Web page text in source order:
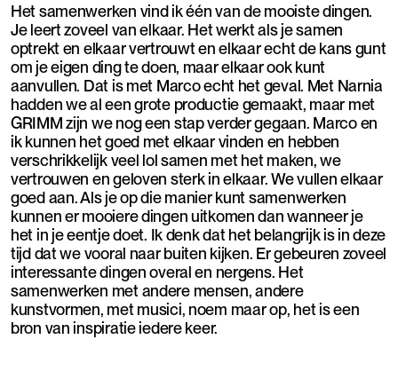
Het samenwerken vind ik één van de mooiste dingen.
Je leert zoveel van elkaar. Het werkt als je samen
optrekt en elkaar vertrouwt en elkaar echt de kans gunt
om je eigen ding te doen, maar elkaar ook kunt
aanvullen. Dat is met Marco echt het geval. Met Narnia
hadden we al een grote productie gemaakt, maar met
GRIMM zijn we nog een stap verder gegaan. Marco en
ik kunnen het goed met elkaar vinden en hebben
verschrikkelijk veel lol samen met het maken, we
vertrouwen en geloven sterk in elkaar. We vullen elkaar
goed aan. Als je op die manier kunt samenwerken
kunnen er mooiere dingen uitkomen dan wanneer je
het in je eentje doet. Ik denk dat het belangrijk is in deze
tijd dat we vooral naar buiten kijken. Er gebeuren zoveel
interessante dingen overal en nergens. Het
samenwerken met andere mensen, andere
kunstvormen, met musici, noem maar op, het is een
bron van inspiratie iedere keer.